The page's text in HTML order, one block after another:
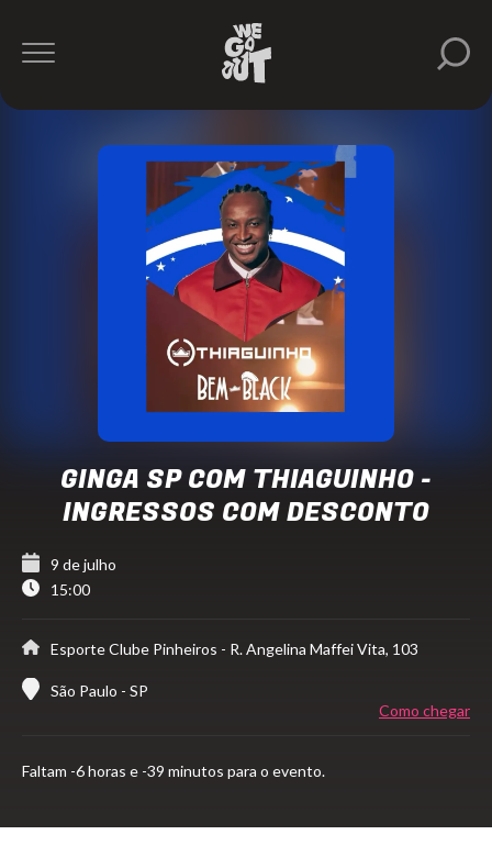
Gingahttps://www.instagram.com/ginga.sampa/
GINGA SP COM THIAGUINHO -
INGRESSOS COM DESCONTO
9 de julho
15:00
Esporte Clube Pinheiros - R. Angelina Maffei Vita, 103
São Paulo - SP
Como chegar
Faltam -6 horas e -39 minutos para o evento.